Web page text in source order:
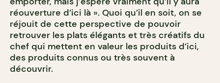
réouverture d’ici là ». Quoi qu’il en soit, on se
réjouit de cette perspective de pouvoir
retrouver les plats élégants et très créatifs du
chef qui mettent en valeur les produits d’ici,
des produits connus ou très souvent à
découvrir.